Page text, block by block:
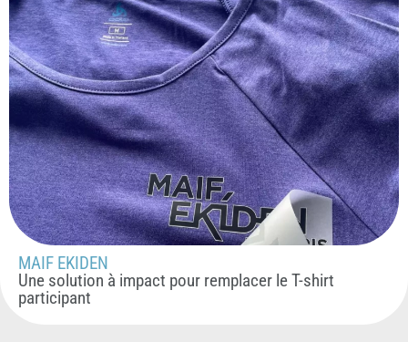
MAIF EKIDEN
Une solution à impact pour remplacer le T-shirt
participant